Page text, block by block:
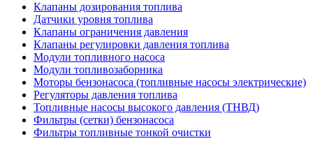
Клапаны дозирования топлива
Датчики уровня топлива
Клапаны ограничения давления
Клапаны регулировки давления топлива
Модули топливного насоса
Модули топливозаборника
Моторы бензонасоса (топливные насосы электрические)
Регуляторы давления топлива
Топливные насосы высокого давления (ТНВД)
Фильтры (сетки) бензонасоса
Фильтры топливные тонкой очистки